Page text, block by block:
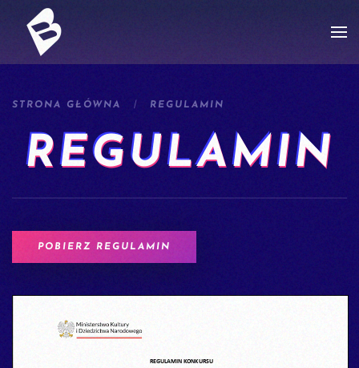
Przejdź do treści głównej
STRONA GŁÓWNA REGULAMIN
REGULAMIN
POBIERZ REGULAMIN